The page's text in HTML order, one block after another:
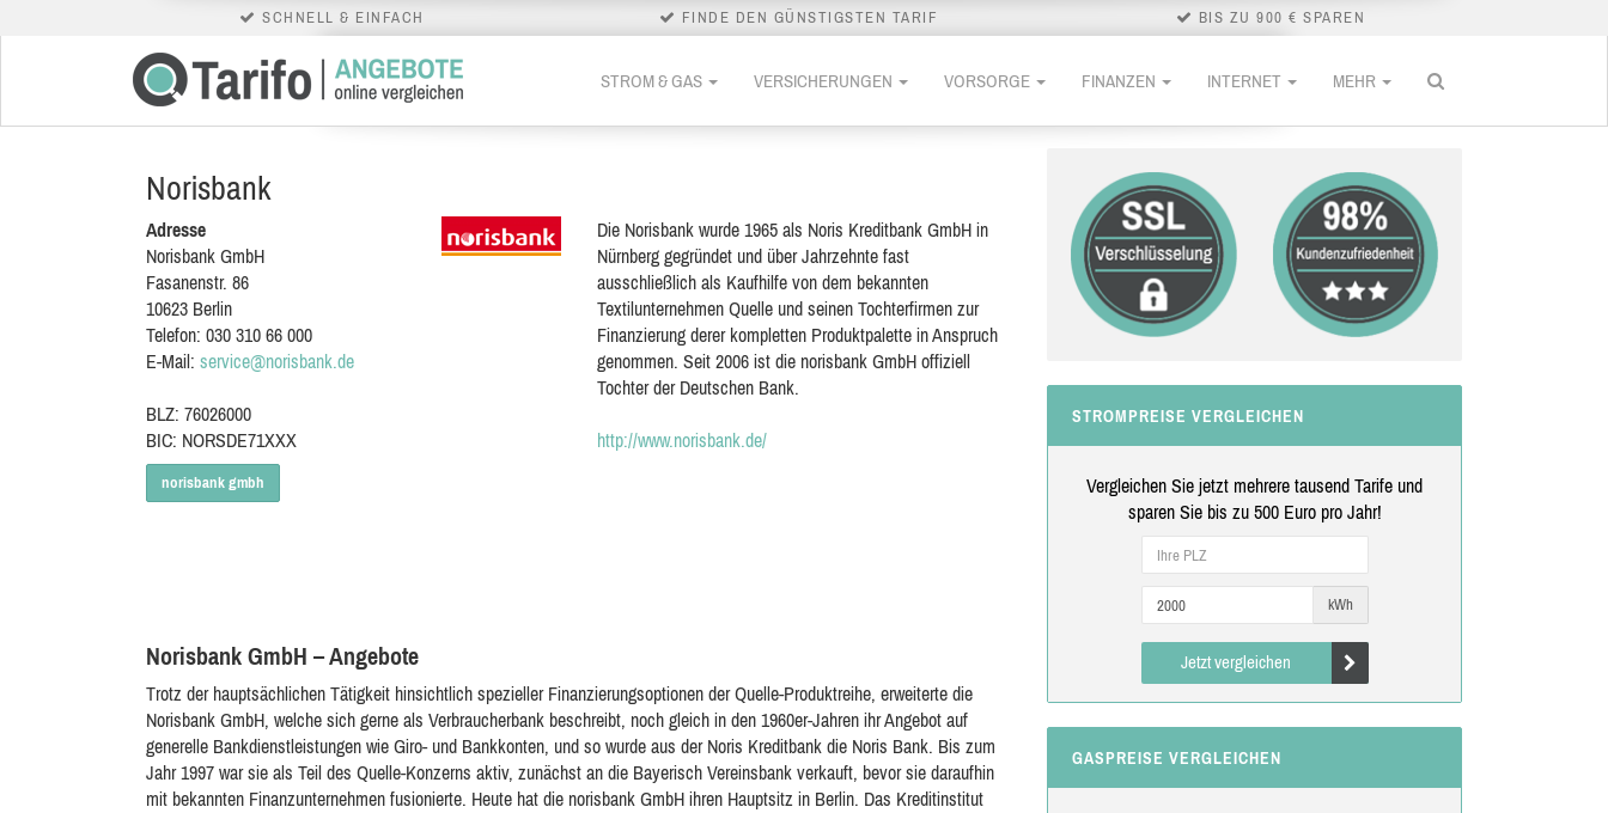
SCHNELL & EINFACH FINDE DEN GÜNSTIGSTEN TARIF BIS ZU 900 € SPAREN
STROM & GAS VERSICHERUNGEN VORSORGE FINANZEN INTERNET MEHR
Norisbank
Adresse
Norisbank GmbH
Fasanenstr. 86
10623 Berlin
Telefon: 030 310 66 000
E-Mail: service@norisbank.de
BLZ: 76026000
BIC: NORSDE71XXX
norisbank gmbh
Die Norisbank wurde 1965 als Noris Kreditbank GmbH in
Nürnberg gegründet und über Jahrzehnte fast
ausschließlich als Kaufhilfe von dem bekannten
Textilunternehmen Quelle und seinen Tochterfirmen zur
Finanzierung derer kompletten Produktpalette in Anspruch
genommen. Seit 2006 ist die norisbank GmbH offiziell
Tochter der Deutschen Bank.
http://www.norisbank.de/
Norisbank GmbH – Angebote
Trotz der hauptsächlichen Tätigkeit hinsichtlich spezieller Finanzierungsoptionen der Quelle-Produktreihe, erweiterte die
Norisbank GmbH, welche sich gerne als Verbraucherbank beschreibt, noch gleich in den 1960er-Jahren ihr Angebot auf
generelle Bankdienstleistungen wie Giro- und Bankkonten, und so wurde aus der Noris Kreditbank die Noris Bank. Bis zum
Jahr 1997 war sie als Teil des Quelle-Konzerns aktiv, zunächst an die Bayerisch Vereinsbank verkauft, bevor sie daraufhin
mit bekannten Finanzunternehmen fusionierte. Heute hat die norisbank GmbH ihren Hauptsitz in Berlin. Das Kreditinstitut
STROMPREISE VERGLEICHEN
Vergleichen Sie jetzt mehrere tausend Tarife und
sparen Sie bis zu 500 Euro pro Jahr!
kWh
Jetzt vergleichen
GASPREISE VERGLEICHEN